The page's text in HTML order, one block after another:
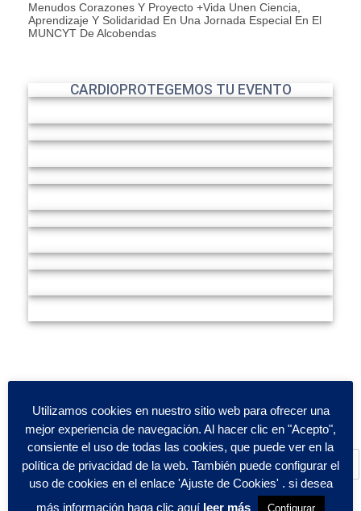
Menudos Corazones Y Proyecto +Vida Unen Ciencia,
Aprendizaje Y Solidaridad En Una Jornada Especial En El
MUNCYT De Alcobendas
CARDIOPROTEGEMOS TU EVENTO
Nombre*
Comunidad Autónoma*
Utilizamos cookies en nuestro sitio web para ofrecer una
mejor experiencia de navegación. Al hacer clic en "Acepto",
consiente el uso de todas las cookies, que puede ver en la
política de privacidad de la web. También puede configurar el
uso de cookies en el enlace 'Ajuste de Cookies' . si desea
más información haga clic aquí leer más Configurar